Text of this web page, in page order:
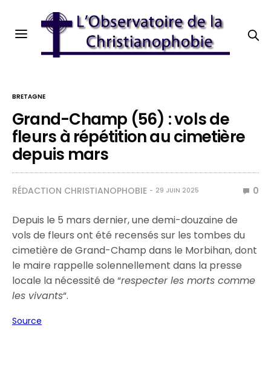
BRETAGNE
Grand-Champ (56) : vols de
fleurs à répétition au cimetière
depuis mars
RÉDACTION CHRISTIANOPHOBIE 29 JUIN 2025 0
Depuis le 5 mars dernier, une demi-douzaine de
vols de fleurs ont été recensés sur les tombes du
cimetière de Grand-Champ dans le Morbihan, dont
le maire rappelle solennellement dans la presse
locale la nécessité de “respecter les morts comme
les vivants“.
Source